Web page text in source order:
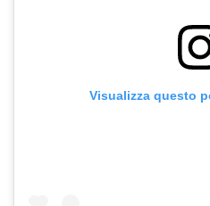
Visualizza questo